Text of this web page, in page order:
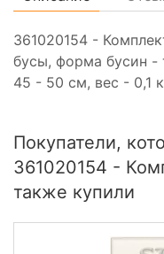
361020154 -
бусы, форма бусин -
45 - 50 см, вес - 0,1
Покупатели,
361020154 -
также купили